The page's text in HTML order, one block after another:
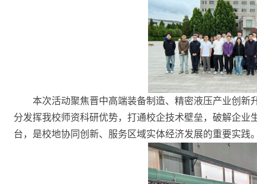
本次活动聚焦晋中高端装备制造、精密液压产业创新
分发挥我校师资科研优势，打通校企技术壁垒，破解企
台，是校地协同创新、服务区域实体经济发展的重要实践。